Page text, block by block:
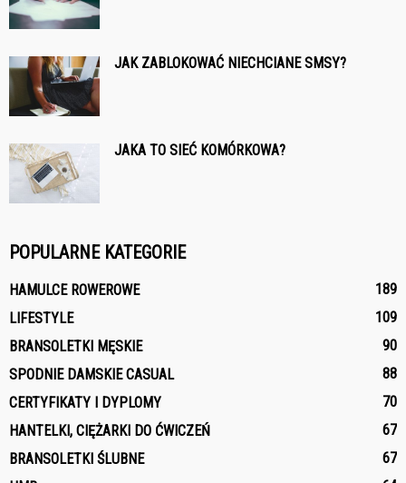
JAK ZABLOKOWAĆ NIECHCIANE SMSY?
JAKA TO SIEĆ KOMÓRKOWA?
POPULARNE KATEGORIE
HAMULCE ROWEROWE
189
LIFESTYLE
109
BRANSOLETKI MĘSKIE
90
SPODNIE DAMSKIE CASUAL
88
CERTYFIKATY I DYPLOMY
70
HANTELKI, CIĘŻARKI DO ĆWICZEŃ
67
BRANSOLETKI ŚLUBNE
67